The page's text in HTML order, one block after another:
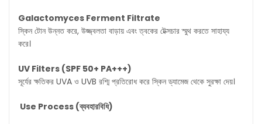
Galactomyces Ferment Filtrate
স্কিন টোন উন্নত করে, উজ্জ্বলতা বাড়ায় এবং ত্বকের টেক্সচার স্মুথ করতে সাহায্য
করে।
UV Filters (SPF 50+ PA+++)
সূর্যের ক্ষতিকর UVA ও UVB রশ্মি প্রতিরোধ করে স্কিন ড্যামেজ থেকে সুরক্ষা দেয়।
Use Process (ব্যবহারবিধি)